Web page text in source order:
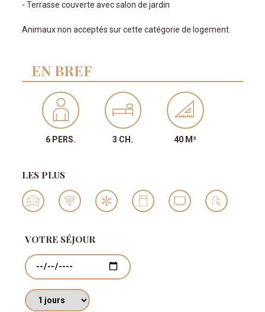
- Terrasse couverte avec salon de jardin
Animaux non acceptés sur cette catégorie de logement.
EN BREF
6 PERS. 3 CH. 40 M²
LES PLUS
VOTRE SÉJOUR
Dates
Nombres de jours